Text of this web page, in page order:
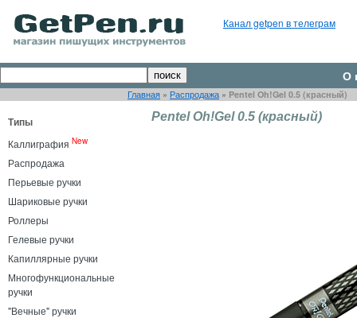
Канал getpen в телеграм
О
Главная » Распродажа » Pentel Oh!Gel 0.5 (красный)
Типы
Каллиграфия New
Распродажа
Перьевые ручки
Шариковые ручки
Роллеры
Гелевые ручки
Капиллярные ручки
Многофункциональные
ручки
"Вечные" ручки
Pentel Oh!Gel 0.5 (красный)